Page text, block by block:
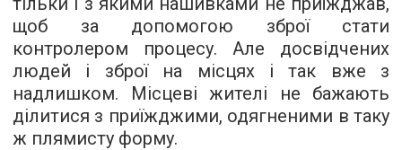
щоб за допомогою зброї стати
контролером процесу. Але досвідчених
людей і зброї на місцях і так вже з
надлишком. Місцеві жителі не бажають
ділитися з приїжджими, одягненими в таку
ж плямисту форму.